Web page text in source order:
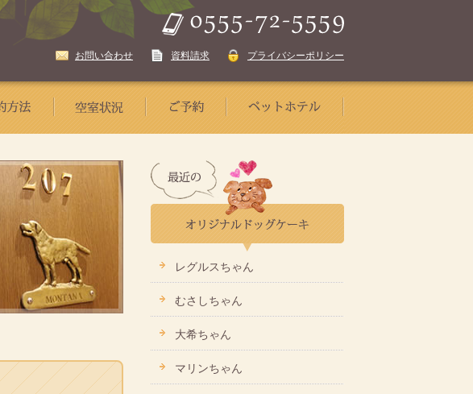
お問い合わせ 資料請求 プライバシーポリシー
レグルスちゃん
むさしちゃん
大希ちゃん
マリンちゃん